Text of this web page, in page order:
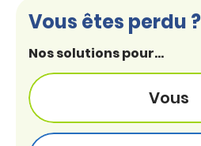
Vous êtes perdu ?
Nos solutions pour...
Vous